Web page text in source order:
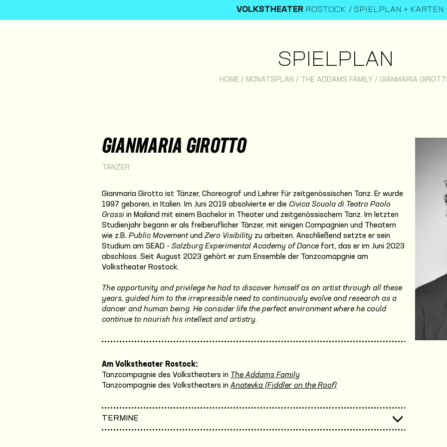
VOLKSTHEATER ROSTOCK SPIELPLAN + KARTEN
SPIELPLAN
HOME / MONATSPLAN / THE ADDAMS FAMILY / GIANMARIA
GIANMARIA GIROTTO
TÄNZER
Gianmaria Girotto ist Tänzer, Choreograf und Lehrer für zeitgenössischen Tanz. Er wurde
1997 geboren, in Italien. Im Juni 2019 absolvierte er die Civica Scuola di Teatro Paolo
Grassi in Mailand mit einem Bachelor in Theater und zeitgenössischem Tanz. Im letzten
Studienjahr begann er als freiberuflicher Tänzer, mit einigen Compagnien und Theatern
wie z.B. Public Movementund Zero Visibility zu arbeiten. Anschließend setzte er sein
Studium am SEAD - Salzburg Experimental Academy of Dance fort, das er im Juni 2023
abschloss. Seit August 2023 gehört er zum Ensemble der Tanzcomapgnie am
Volkstheater Rostock.
The opportunity and privilege he had to discover himself as an artist through all these
years, guided him to the irrepressible need to continuously evolve and research as a
dancer and human being. He consider life the perfect environment where he could
continue to nourish his intellect and artistry.
Am Volkstheater Rostock:
Tanzcompagnie des Volkstheaters in The Addams Family
Tanzcompagnie des Volkstheaters in Anatevka (Fiddler on the Roof)
TERMINE